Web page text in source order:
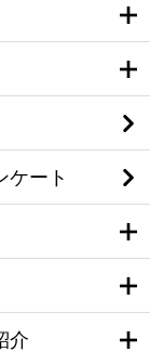
ケート
介